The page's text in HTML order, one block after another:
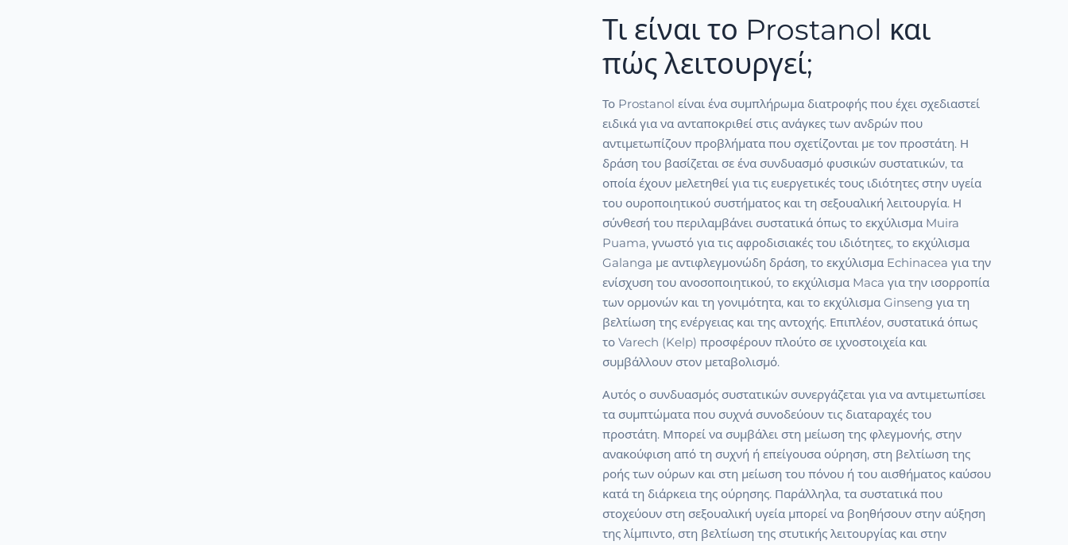
Τι είναι το Prostanol και
πώς λειτουργεί;
Το Prostanol είναι ένα συμπλήρωμα διατροφής που έχει σχεδιαστεί
ειδικά για να ανταποκριθεί στις ανάγκες των ανδρών που
αντιμετωπίζουν προβλήματα που σχετίζονται με τον προστάτη. Η
δράση του βασίζεται σε ένα συνδυασμό φυσικών συστατικών, τα
οποία έχουν μελετηθεί για τις ευεργετικές τους ιδιότητες στην υγεία
του ουροποιητικού συστήματος και τη σεξουαλική λειτουργία. Η
σύνθεσή του περιλαμβάνει συστατικά όπως το εκχύλισμα Muira
Puama, γνωστό για τις αφροδισιακές του ιδιότητες, το εκχύλισμα
Galanga με αντιφλεγμονώδη δράση, το εκχύλισμα Echinacea για την
ενίσχυση του ανοσοποιητικού, το εκχύλισμα Maca για την ισορροπία
των ορμονών και τη γονιμότητα, και το εκχύλισμα Ginseng για τη
βελτίωση της ενέργειας και της αντοχής. Επιπλέον, συστατικά όπως
το Varech (Kelp) προσφέρουν πλούτο σε ιχνοστοιχεία και
συμβάλλουν στον μεταβολισμό.
Αυτός ο συνδυασμός συστατικών συνεργάζεται για να αντιμετωπίσει
τα συμπτώματα που συχνά συνοδεύουν τις διαταραχές του
προστάτη. Μπορεί να συμβάλει στη μείωση της φλεγμονής, στην
ανακούφιση από τη συχνή ή επείγουσα ούρηση, στη βελτίωση της
ροής των ούρων και στη μείωση του πόνου ή του αισθήματος καύσου
κατά τη διάρκεια της ούρησης. Παράλληλα, τα συστατικά που
στοχεύουν στη σεξουαλική υγεία μπορεί να βοηθήσουν στην αύξηση
της λίμπιντο, στη βελτίωση της στυτικής λειτουργίας και στην